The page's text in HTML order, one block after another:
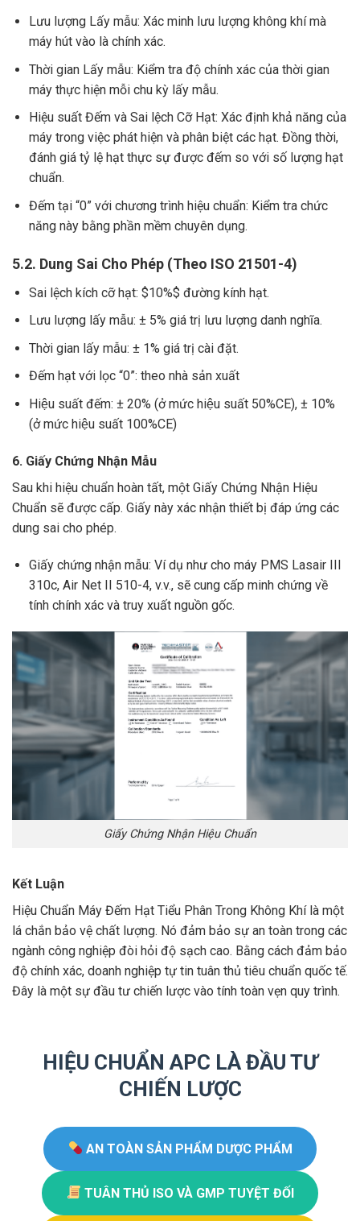
Lưu lượng Lấy mẫu: Xác minh lưu lượng không khí mà
máy hút vào là chính xác.
Thời gian Lấy mẫu: Kiểm tra độ chính xác của thời gian
máy thực hiện mỗi chu kỳ lấy mẫu.
Hiệu suất Đếm và Sai lệch Cỡ Hạt: Xác định khả năng của
máy trong việc phát hiện và phân biệt các hạt. Đồng thời,
đánh giá tỷ lệ hạt thực sự được đếm so với số lượng hạt
chuẩn.
Đếm tại “0” với chương trình hiệu chuẩn: Kiểm tra chức
năng này bằng phần mềm chuyên dụng.
5.2. Dung Sai Cho Phép (Theo ISO 21501-4)
Sai lệch kích cỡ hạt: $10%$ đường kính hạt.
Lưu lượng lấy mẫu: ± 5% giá trị lưu lượng danh nghĩa.
Thời gian lấy mẫu: ± 1% giá trị cài đặt.
Đếm hạt với lọc “0”: theo nhà sản xuất
Hiệu suất đếm: ± 20% (ở mức hiệu suất 50%CE), ± 10%
(ở mức hiệu suất 100%CE)
6. Giấy Chứng Nhận Mẫu
Sau khi hiệu chuẩn hoàn tất, một Giấy Chứng Nhận Hiệu
Chuẩn sẽ được cấp. Giấy này xác nhận thiết bị đáp ứng các
dung sai cho phép.
Giấy chứng nhận mẫu: Ví dụ như cho máy PMS Lasair III
310c, Air Net II 510-4, v.v., sẽ cung cấp minh chứng về
tính chính xác và truy xuất nguồn gốc.
Giấy Chứng Nhận Hiệu Chuẩn
Kết Luận
Hiệu Chuẩn Máy Đếm Hạt Tiểu Phân Trong Không Khí là một
lá chắn bảo vệ chất lượng. Nó đảm bảo sự an toàn trong các
ngành công nghiệp đòi hỏi độ sạch cao. Bằng cách đảm bảo
độ chính xác, doanh nghiệp tự tin tuân thủ tiêu chuẩn quốc tế.
Đây là một sự đầu tư chiến lược vào tính toàn vẹn quy trình.
HIỆU CHUẨN APC LÀ ĐẦU TƯ
CHIẾN LƯỢC
AN TOÀN SẢN PHẨM DƯỢC PHẨM
TUÂN THỦ ISO VÀ GMP TUYỆT ĐỐI